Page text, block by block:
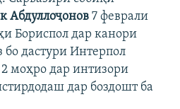
Абдуллоҷонов 7 феврали
Бориспол дар канори
дастури Интерпол
моҳро дар интизори
дар боздошт ба